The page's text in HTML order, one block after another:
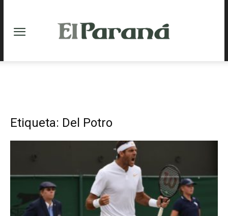
Etiqueta: Del Potro